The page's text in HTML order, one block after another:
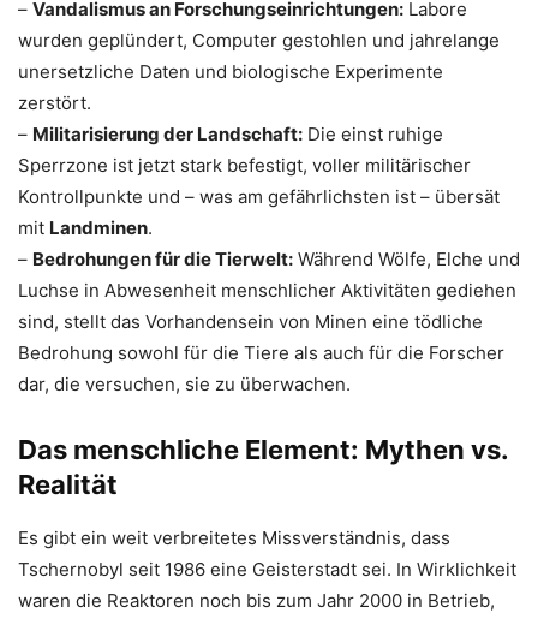
– Vandalismus an Forschungseinrichtungen: Labore
wurden geplündert, Computer gestohlen und jahrelange
unersetzliche Daten und biologische Experimente
zerstört.
– Militarisierung der Landschaft: Die einst ruhige
Sperrzone ist jetzt stark befestigt, voller militärischer
Kontrollpunkte und – was am gefährlichsten ist – übersät
mit Landminen.
– Bedrohungen für die Tierwelt: Während Wölfe, Elche und
Luchse in Abwesenheit menschlicher Aktivitäten gediehen
sind, stellt das Vorhandensein von Minen eine tödliche
Bedrohung sowohl für die Tiere als auch für die Forscher
dar, die versuchen, sie zu überwachen.
Das menschliche Element: Mythen vs.
Realität
Es gibt ein weit verbreitetes Missverständnis, dass
Tschernobyl seit 1986 eine Geisterstadt sei. In Wirklichkeit
waren die Reaktoren noch bis zum Jahr 2000 in Betrieb,